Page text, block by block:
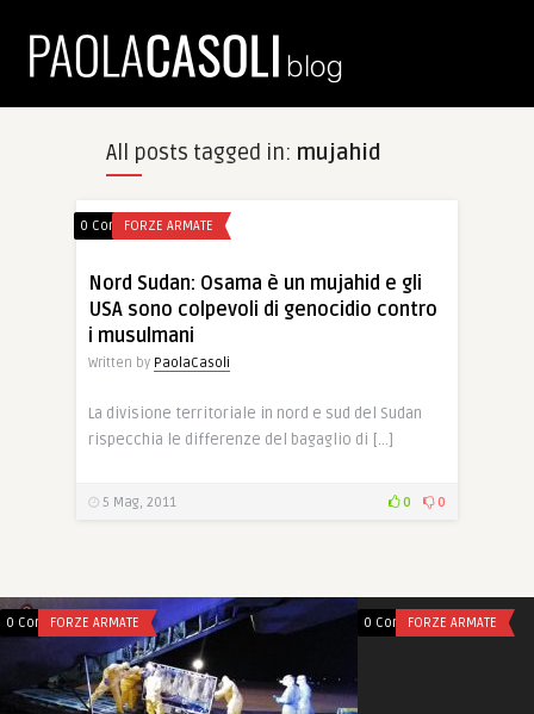
All posts tagged in: mujahid
0 CommentsFORZE ARMATE
Nord Sudan: Osama è un mujahid e gli
USA sono colpevoli di genocidio contro
i musulmani
Written by PaolaCasoli
La divisione territoriale in nord e sud del Sudan
rispecchia le differenze del bagaglio di […]
5 Mag, 2011 0 0
0 CommentsFORZE ARMATE 0 CommentsFORZE ARMATE